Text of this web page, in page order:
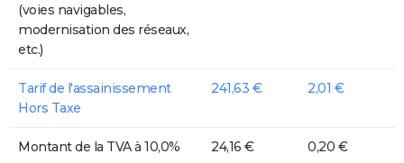
(voies navigables,
modernisation des réseaux,
etc.)
Tarif de l'assainissement
Hors Taxe
241,63 € 2,01 €
Montant de la TVA à 10,0% 24,16 € 0,20 €